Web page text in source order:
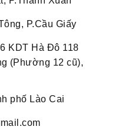
P.Cầu Giấy
KDT Hà Đô 118
(Phường 12 cũ),
phố Lào Cai